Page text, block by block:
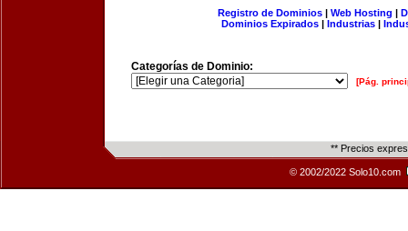
Registro de Dominios| Web Hosting |
Dominios Expirados | Industrias |
Categorías de Dominio:
[Pág.
** Precios
© 2002/2022 Solo10.com